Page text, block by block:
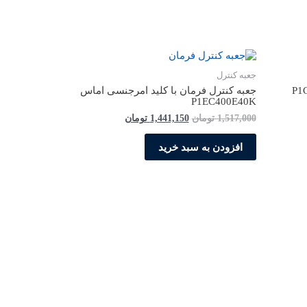
جعبه کنترل
جعبه کنترل فرمان با کلید امرجنسی اماس
P1EC400E40K
1,517,000 تومان قیمت
بود.
1,441,150 تومان
افزودن به سبد خرید